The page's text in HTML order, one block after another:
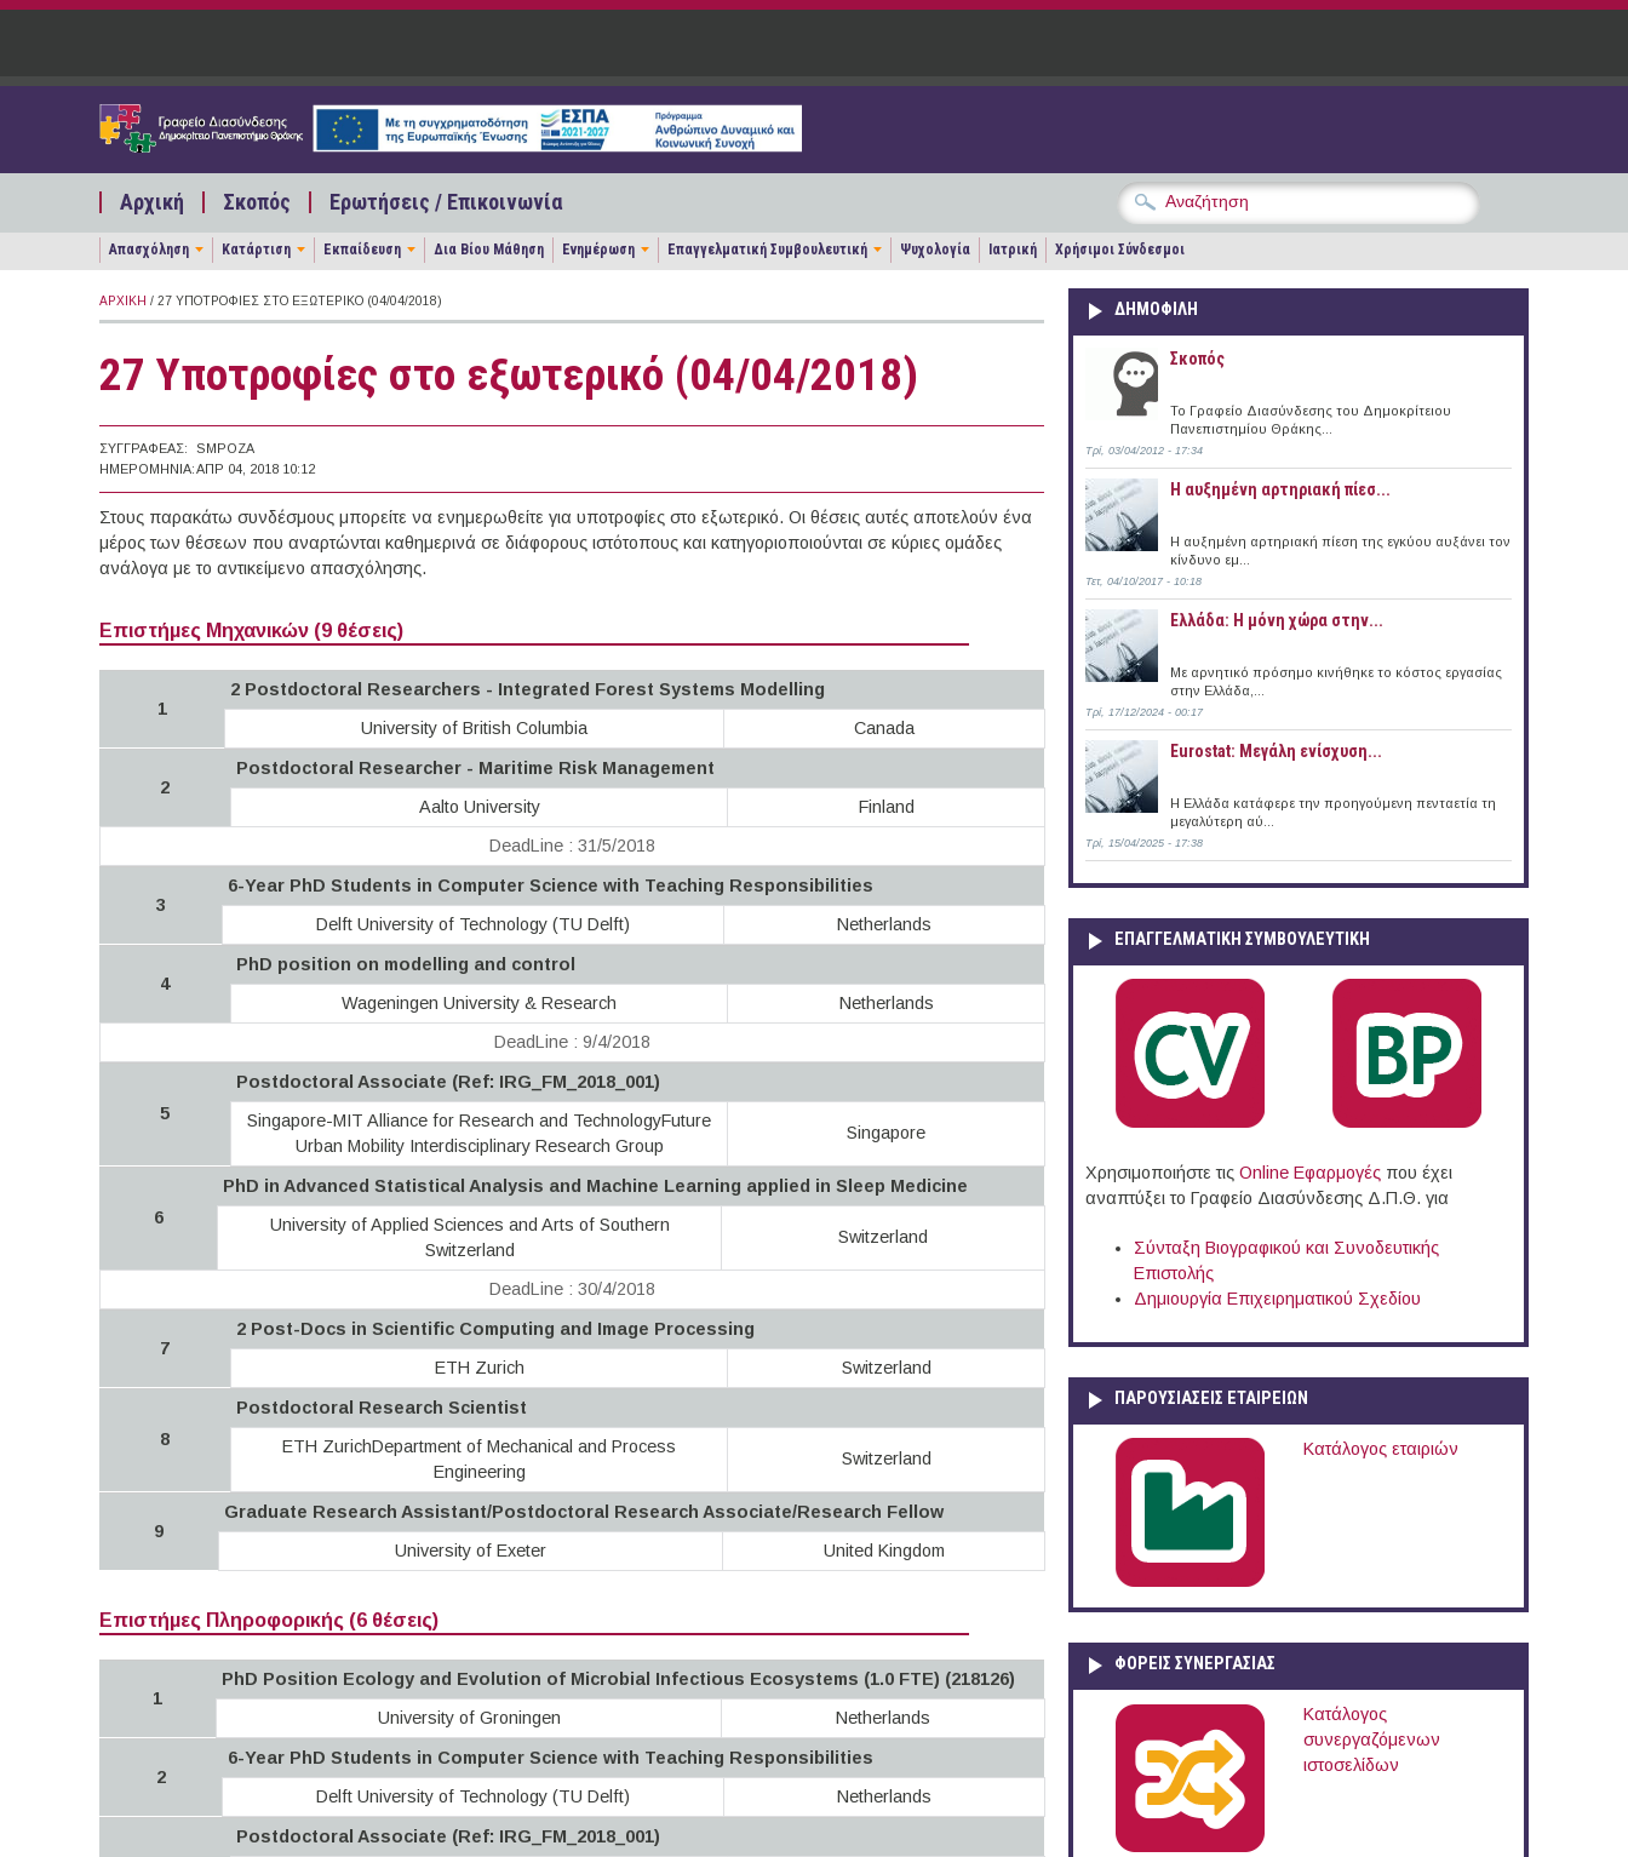
Παράκαμψη προς το κυρίως περιεχόμενο
Αρχική Σκοπός Ερωτήσεις / Επικοινωνία
Απασχόληση Κατάρτιση Εκπαίδευση Δια Βίου Μάθηση Ενημέρωση Επαγγελματική Συμβουλευτική Ψυχολογία Ιατρική Χρήσιμοι Σύνδεσμοι
ΑΡΧΙΚΉ / 27 ΥΠΟΤΡΟΦΊΕΣ ΣΤΟ ΕΞΩΤΕΡΙΚΌ (04/04/2018)
27 Υποτροφίες στο εξωτερικό (04/04/2018)
ΣΥΓΓΡΑΦΈΑΣ:
SMPOZA
ΗΜΕΡΟΜΗΝΊΑ:ΑΠΡ 04, 2018 10:12
Στους παρακάτω συνδέσμους μπορείτε να ενημερωθείτε για υποτροφίες στο εξωτερικό. Οι θέσεις αυτές αποτελούν ένα
μέρος των θέσεων που αναρτώνται καθημερινά σε διάφορους ιστότοπους και κατηγοριοποιούνται σε κύριες ομάδες
ανάλογα με το αντικείμενο απασχόλησης.
Επιστήμες Μηχανικών (9 θέσεις)
1
2 Postdoctoral Researchers - Integrated Forest Systems Modelling
University of British Columbia
Canada
2
Postdoctoral Researcher - Maritime Risk Management
Aalto University
Finland
DeadLine : 31/5/2018
3
6-Year PhD Students in Computer Science with Teaching Responsibilities
Delft University of Technology (TU Delft)
Netherlands
4
PhD position on modelling and control
Wageningen University & Research
Netherlands
DeadLine : 9/4/2018
5
Postdoctoral Associate (Ref: IRG_FM_2018_001)
Singapore-MIT Alliance for Research and TechnologyFuture
Urban Mobility Interdisciplinary Research Group
Singapore
6
PhD in Advanced Statistical Analysis and Machine Learning applied in Sleep Medicine
University of Applied Sciences and Arts of Southern
Switzerland
Switzerland
DeadLine : 30/4/2018
7
2 Post-Docs in Scientific Computing and Image Processing
ETH Zurich
Switzerland
8
Postdoctoral Research Scientist
ETH ZurichDepartment of Mechanical and Process
Engineering
Switzerland
9
Graduate Research Assistant/Postdoctoral Research Associate/Research Fellow
University of Exeter
United Kingdom
Επιστήμες Πληροφορικής (6 θέσεις)
1
PhD Position Ecology and Evolution of Microbial Infectious Ecosystems (1.0 FTE) (218126)
University of Groningen
Netherlands
2
6-Year PhD Students in Computer Science with Teaching Responsibilities
Delft University of Technology (TU Delft)
Netherlands
Postdoctoral Associate (Ref: IRG_FM_2018_001)
ΔΗΜΟΦΙΛΗ
Σκοπός
Το Γραφείο Διασύνδεσης του Δημοκρίτειου
Πανεπιστημίου Θράκης...
Τρί, 03/04/2012 - 17:34
Η αυξημένη αρτηριακή πίεσ...
Η αυξημένη αρτηριακή πίεση της εγκύου αυξάνει τον
κίνδυνο εμ...
Τετ, 04/10/2017 - 10:18
Ελλάδα: Η μόνη χώρα στην...
Με αρνητικό πρόσημο κινήθηκε το κόστος εργασίας
στην Ελλάδα,...
Τρί, 17/12/2024 - 00:17
Eurostat: Μεγάλη ενίσχυση...
H Ελλάδα κατάφερε την προηγούμενη πενταετία τη
μεγαλύτερη αύ...
Τρί, 15/04/2025 - 17:38
ΕΠΑΓΓΕΛΜΑΤΙΚΉ ΣΥΜΒΟΥΛΕΥΤΙΚΉ
Χρησιμοποιήστε τις Online Eφαρμογές που έχει
αναπτύξει το Γραφείο Διασύνδεσης Δ.Π.Θ. για
Σύνταξη Βιογραφικού και Συνοδευτικής
Επιστολής
Δημιουργία Επιχειρηματικού Σχεδίου
ΠΑΡΟΥΣΙΆΣΕΙΣ ΕΤΑΙΡΕΙΏΝ
Κατάλογος εταιριών
ΦΟΡΕΙΣ ΣΥΝΕΡΓΑΣΙΑΣ
Κατάλογος
συνεργαζόμενων
ιστοσελίδων